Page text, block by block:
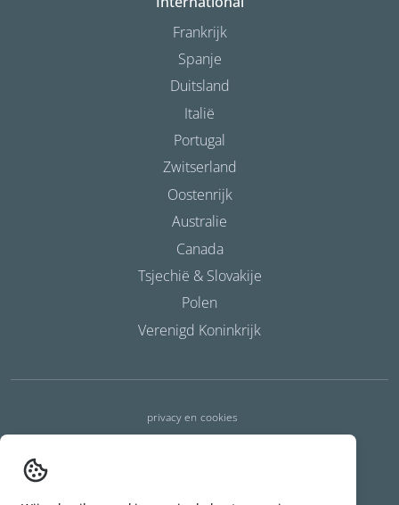
Frankrijk
Spanje
Duitsland
Italië
Portugal
Zwitserland
Oostenrijk
Australie
Canada
Tsjechië & Slovakije
Polen
Verenigd Koninkrijk
privacy en cookies